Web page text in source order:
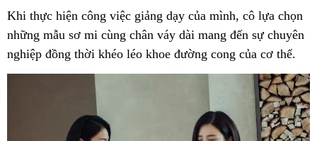
Khi thực hiện công việc giảng dạy của mình, cô lựa chọn
những mẫu sơ mi cùng chân váy dài mang đến sự chuyên
nghiệp đồng thời khéo léo khoe đường cong của cơ thể.